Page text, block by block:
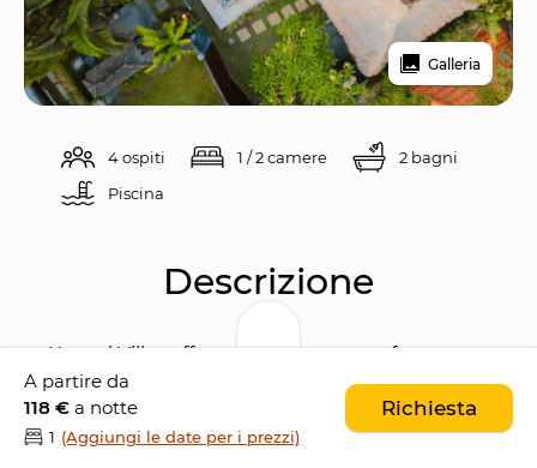
Galleria
4 ospiti 1 / 2 camere
2 bagni
Piscina
Descrizione
Kecapi Villas offers a perfect escape for
families seeking a peaceful and memorable
getaway in Seminyak. The spacious Two
Bedroom Villa with Private Pool and Three
A partire da
118 € a notte
1 (Aggiungi le date per i prezzi)
Richiesta